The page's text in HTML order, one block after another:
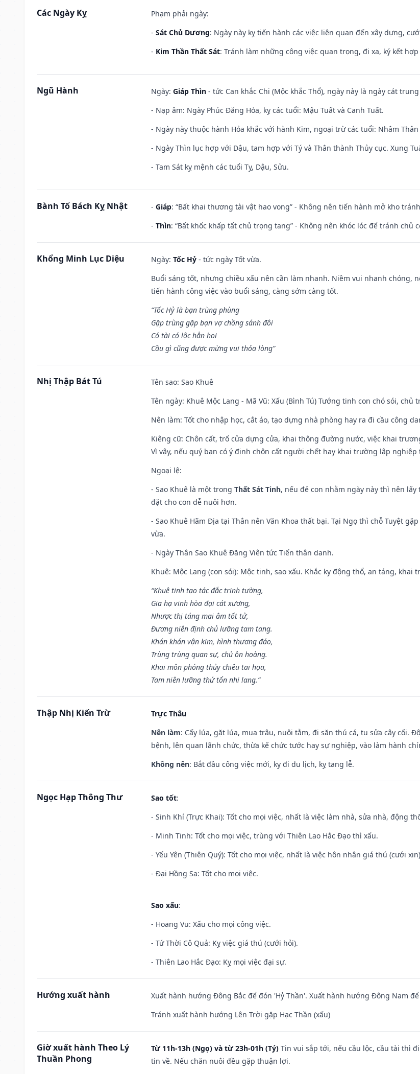
Các Ngày Kỵ
Phạm phải ngày:
- Sát Chủ Dương: Ngày này kỵ tiến hành các việc liên quan đến xây dựng,
- Kim Thần Thất Sát: Tránh làm những công việc quan trọng, đi xa, ký kết
Ngũ Hành Ngày: Giáp Thìn - tức Can khắc Chi (Mộc khắc Thổ), ngày này là ngày cát
- Nạp âm: Ngày Phúc Đăng Hỏa, kỵ các tuổi: Mậu Tuất và Canh Tuất.
- Ngày này thuộc hành Hỏa khắc với hành Kim, ngoại trừ các tuổi: Nhâm
- Ngày Thìn lục hợp với Dậu, tam hợp với Tý và Thân thành Thủy cục. Xung
- Tam Sát kỵ mệnh các tuổi Tỵ, Dậu, Sửu.
Bành Tổ Bách Kỵ Nhật - Giáp: “Bất khai thương tài vật hao vong” - Không nên tiến hành mở kho
- Thìn: “Bất khốc khấp tất chủ trọng tang” - Không nên khóc lóc để tránh chủ
Khổng Minh Lục Diệu Ngày: Tốc Hỷ - tức ngày Tốt vừa.
Buổi sáng tốt, nhưng chiều xấu nên cần làm nhanh. Niềm vui nhanh chóng,
tiến hành công việc vào buổi sáng, càng sớm càng tốt.
“Tốc Hỷ là bạn trùng phùng
Gặp trùng gặp bạn vợ chồng sánh đôi
Có tài có lộc hẳn hoi
Cầu gì cũng được mừng vui thỏa lòng”
Nhị Thập Bát Tú Tên sao: Sao Khuê
Tên ngày: Khuê Mộc Lang - Mã Vũ: Xấu (Bình Tú) Tướng tinh con chó sói, chủ
Nên làm: Tốt cho nhập học, cắt áo, tạo dựng nhà phòng hay ra đi cầu công
Kiêng cữ: Chôn cất, trổ cửa dựng cửa, khai thông đường nước, việc khai
Vì vậy, nếu quý bạn có ý định chôn cất người chết hay khai trường lập
Ngoại lệ:
- Sao Khuê là một trong Thất Sát Tinh, nếu đẻ con nhằm ngày này thì nên lấy
đặt cho con dễ nuôi hơn.
- Sao Khuê Hãm Địa tại Thân nên Văn Khoa thất bại. Tại Ngọ thì chỗ Tuyệt
vừa.
- Ngày Thân Sao Khuê Đăng Viên tức Tiến thân danh.
Khuê: Mộc Lang (con sói): Mộc tinh, sao xấu. Khắc kỵ động thổ, an táng, khai
“Khuê tinh tạo tác đắc trinh tường,
Gia hạ vinh hòa đại cát xương,
Nhược thị táng mai âm tốt tử,
Đương niên định chủ lưỡng tam tang.
Khán khán vận kim, hình thương đáo,
Trùng trùng quan sự, chủ ôn hoàng.
Khai môn phóng thủy chiêu tai họa,
Tam niên lưỡng thứ tổn nhi lang.”
Thập Nhị Kiến Trừ
Trực Thâu
Nên làm: Cấy lúa, gặt lúa, mua trâu, nuôi tằm, đi săn thú cá, tu sửa cây cối.
bệnh, lên quan lãnh chức, thừa kế chức tước hay sự nghiệp, vào làm hành
Không nên: Bắt đầu công việc mới, kỵ đi du lịch, kỵ tang lễ.
Ngọc Hạp Thông Thư Sao tốt:
- Sinh Khí (Trực Khai): Tốt cho mọi việc, nhất là việc làm nhà, sửa nhà, động
- Minh Tinh: Tốt cho mọi việc, trùng với Thiên Lao Hắc Đạo thì xấu.
- Yếu Yên (Thiên Quý): Tốt cho mọi việc, nhất là việc hôn nhân giá thú (cưới
- Đại Hồng Sa: Tốt cho mọi việc.
Sao xấu:
- Hoang Vu: Xấu cho mọi công việc.
- Tứ Thời Cô Quả: Kỵ việc giá thú (cưới hỏi).
- Thiên Lao Hắc Đạo: Kỵ mọi việc đại sự.
Hướng xuất hành
Xuất hành hướng Đông Bắc để đón 'Hỷ Thần'. Xuất hành hướng Đông Nam để
Tránh xuất hành hướng Lên Trời gặp Hạc Thần (xấu)
Giờ xuất hành Theo Lý
Thuần Phong
Từ 11h-13h (Ngọ) và từ 23h-01h (Tý) Tin vui sắp tới, nếu cầu lộc, cầu tài thì
tin về. Nếu chăn nuôi đều gặp thuận lợi.